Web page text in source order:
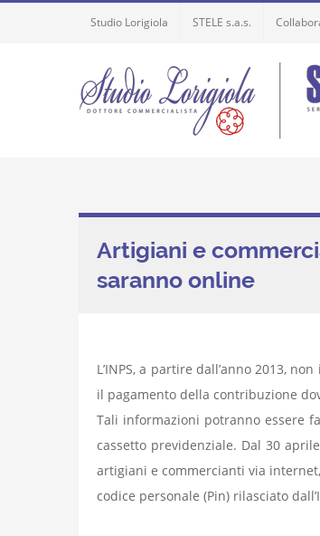
Studio Lorigiola STELE s.a.s.
Artigiani e
saranno online
L’INPS, a partire dall’anno 2013,
il pagamento della contribuzione
Tali informazioni potranno essere
cassetto previdenziale. Dal 30
artigiani e commercianti via
codice personale (Pin) rilasciato